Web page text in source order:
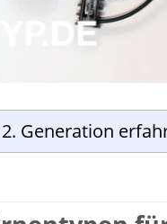
Generation